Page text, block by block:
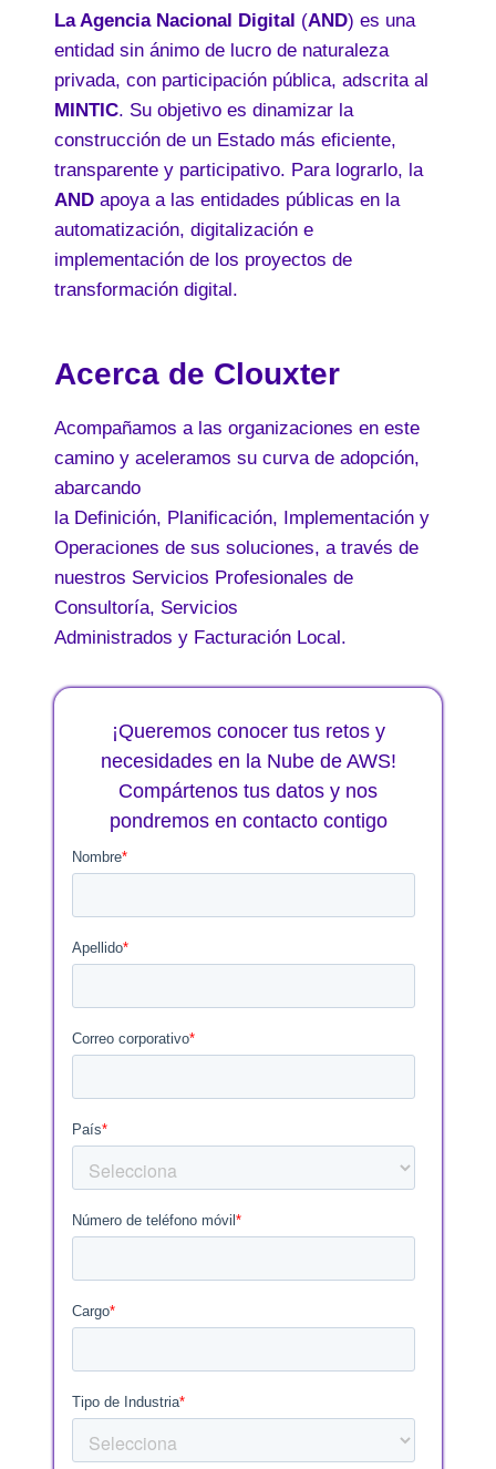
La Agencia Nacional Digital (AND) es una
entidad sin ánimo de lucro de naturaleza
privada, con participación pública, adscrita al
MINTIC. Su objetivo es dinamizar la
construcción de un Estado más eficiente,
transparente y participativo. Para lograrlo, la
AND apoya a las entidades públicas en la
automatización, digitalización e
implementación de los proyectos de
transformación digital.
Acerca de Clouxter
Acompañamos a las organizaciones en este
camino y aceleramos su curva de adopción,
abarcando
la Definición, Planificación, Implementación y
Operaciones de sus soluciones, a través de
nuestros Servicios Profesionales de
Consultoría, Servicios
Administrados y Facturación Local.
¡Queremos conocer tus retos y
necesidades en la Nube de AWS!
Compártenos tus datos y nos
pondremos en contacto contigo